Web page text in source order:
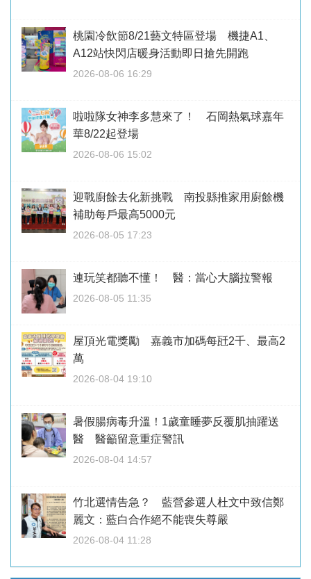
桃園冷飲節8/21藝文特區登場 機捷A1、
A12站快閃店暖身活動即日搶先開跑
2026-08-06 16:29
啦啦隊女神李多慧來了！ 石岡熱氣球嘉年
華8/22起登場
2026-08-06 15:02
迎戰廚餘去化新挑戰 南投縣推家用廚餘機
補助每戶最高5000元
2026-08-05 17:23
連玩笑都聽不懂！ 醫：當心大腦拉警報
2026-08-05 11:35
屋頂光電獎勵 嘉義市加碼每瓩2千、最高2
萬
2026-08-04 19:10
暑假腸病毒升溫！1歲童睡夢反覆肌抽躍送
醫 醫籲留意重症警訊
2026-08-04 14:57
竹北選情告急？ 藍營參選人杜文中致信鄭
麗文：藍白合作絕不能喪失尊嚴
2026-08-04 11:28